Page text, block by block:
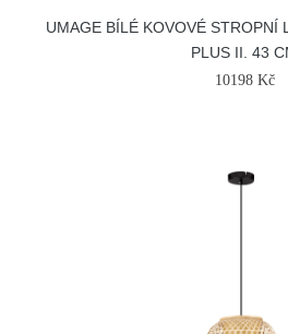
UMAGE BÍLÉ KOVOVÉ STROPNÍ
PLUS II. 43
10198 Kč